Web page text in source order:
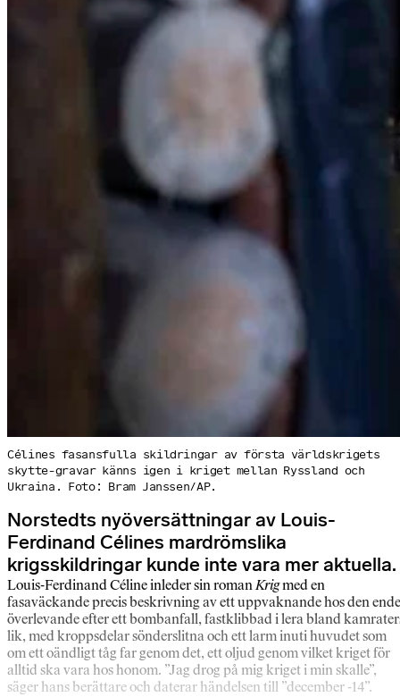
Célines fasansfulla skildringar av första världskrigets
skytte-gravar känns igen i kriget mellan Ryssland och
Ukraina. Foto: Bram Janssen/AP.
Norstedts nyöversättningar av Louis-
Ferdinand Célines mardrömslika
krigsskildringar kunde inte vara mer aktuella.
Louis-Ferdinand Céline inleder sin romanKrigmed en
fasaväckande precis beskrivning av ett uppvaknande hos den ende
överlevande efter ett bombanfall, fastklibbad i lera bland
lik, med kroppsdelar sönderslitna och ett larm inuti huvudet som
om ett oändligt tåg far genom det, ett oljud genom vilket kriget för
alltid ska vara hos honom. ”Jag drog på mig kriget i min skalle”,
säger hans berättare och daterar händelsen till ”december -14”.